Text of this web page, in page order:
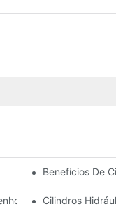
Benefícios De
Do Cilindro
Cilindros